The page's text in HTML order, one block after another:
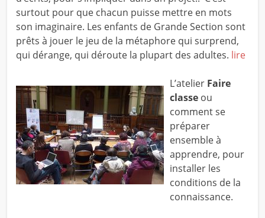
surtout pour que chacun puisse mettre en mots
son imaginaire. Les enfants de Grande Section sont
prêts à jouer le jeu de la métaphore qui surprend,
qui dérange, qui déroute la plupart des adultes. lire
L’atelier Faire
classeou
comment se
préparer
ensemble à
apprendre, pour
installer les
conditions de la
connaissance.